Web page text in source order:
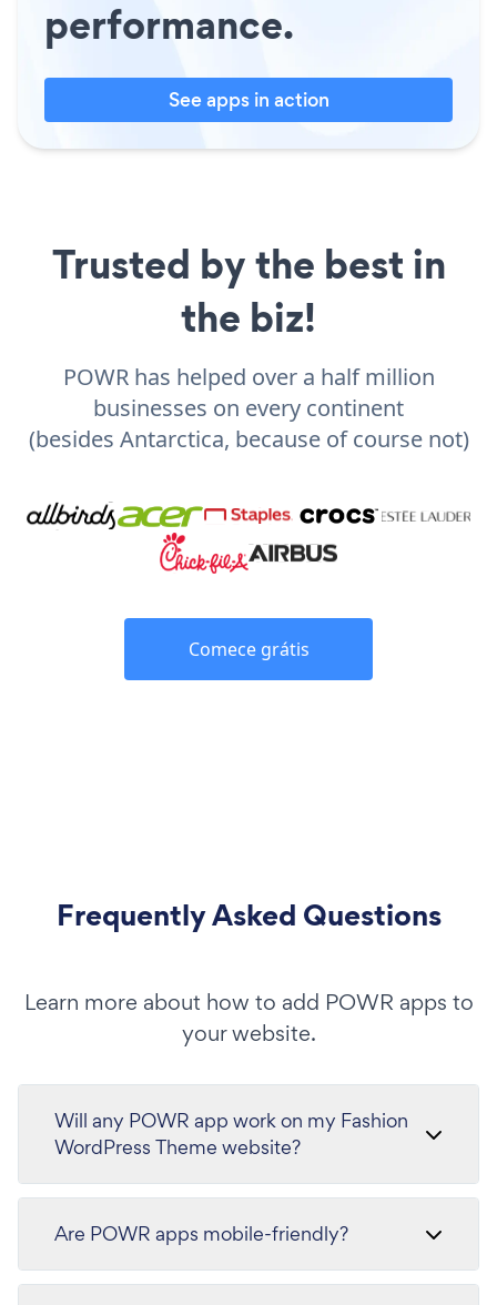
performance.
See apps in action
Trusted by the best in
the biz!
POWR has helped over a half million
businesses on every continent
(besides Antarctica, because of course not)
Comece grátis
Frequently Asked Questions
Learn more about how to add POWR apps to
your website.
Will any POWR app work on my Fashion
WordPress Theme website?
Are POWR apps mobile-friendly?